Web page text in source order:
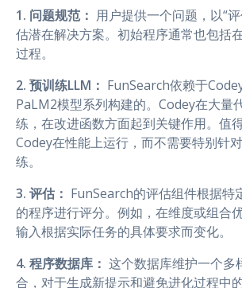
1. 问题规范： 用户提供一个问题，以“
估潜在解决方案。初始程序通常也包括
过程。
2. 预训练LLM： FunSearch依赖于
PaLM2模型系列构建的。Codey在大量
练，在改进函数方面起到关键作用。值
Codey在性能上运行，而不需要特别针
练。
3. 评估： FunSearch的评估组件根据特
的程序进行评分。例如，在维度或组合
输入根据实际任务的具体要求而变化。
4. 程序数据库： 这个数据库维护一个多
合，对于生成新提示和避免进化过程中